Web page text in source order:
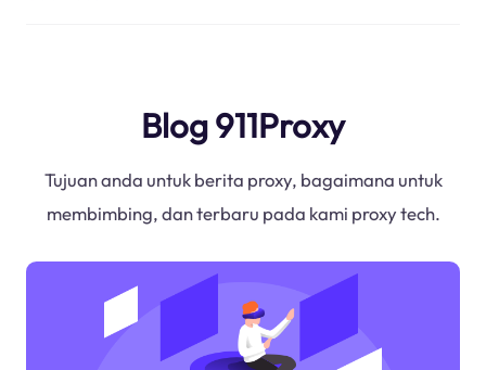
Blog 911Proxy
Tujuan anda untuk berita proxy, bagaimana untuk
membimbing, dan terbaru pada kami proxy tech.